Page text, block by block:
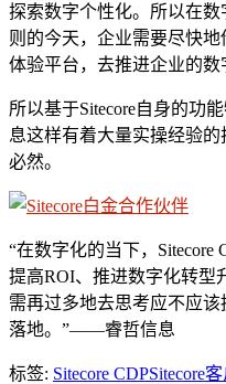
探索数字个性化。所以在
则的今天，企业需要尽快地
体验平台，去推进企业的数
所以基于Sitecore自身的功
息这样有着大量实操经验的
必然。
“在数字化的当下，Sitecore
提高ROI、推进数字化转型
需再过多地去思考应不应
落地。”——睿哲信息
标签: Sitecore CDPSitecore